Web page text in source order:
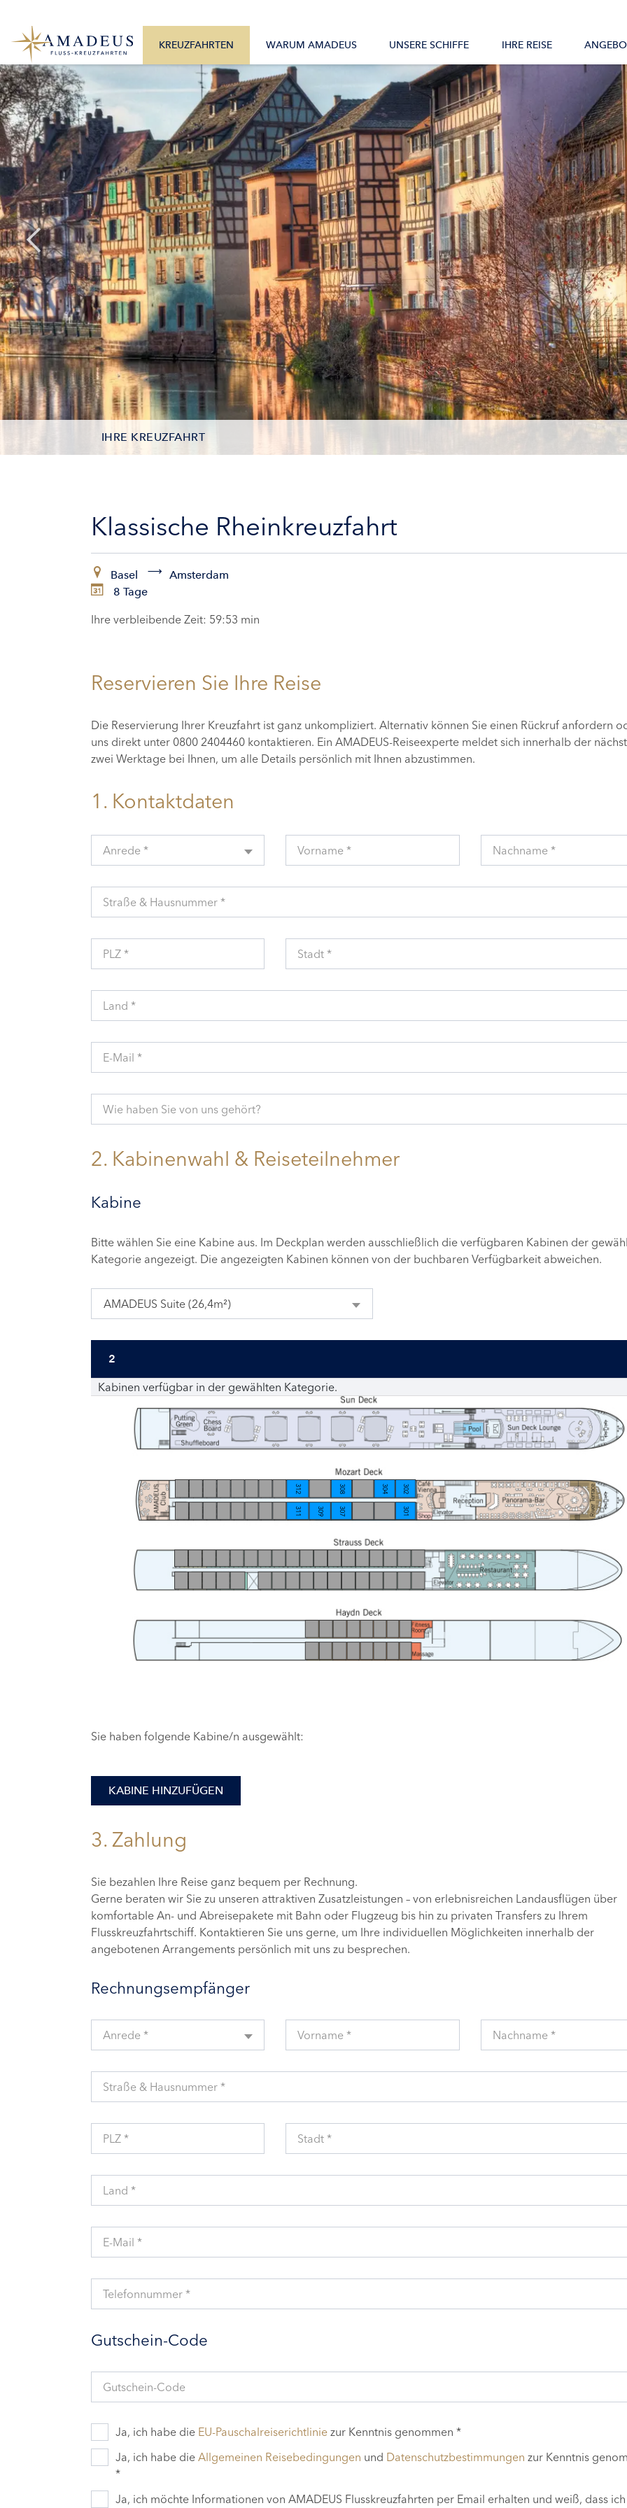
IHRE KREUZFAHRT
Klassische Rheinkreuzfahrt
Basel
Amsterdam
8 Tage
Ihre verbleibende Zeit: 59:52 min
Reservieren Sie Ihre Reise
Die Reservierung Ihrer Kreuzfahrt ist ganz unkompliziert. Alternativ können Sie einen Rückruf anfordern
uns direkt unter 0800 2404460 kontaktieren. Ein AMADEUS-Reiseexperte meldet sich innerhalb der
zwei Werktage bei Ihnen, um alle Details persönlich mit Ihnen abzustimmen.
1. Kontaktdaten
Anrede * Vorname * Nachname *
Straße & Hausnummer *
PLZ * Stadt *
Land *
E-Mail *
Wie haben Sie von uns gehört?
2. Kabinenwahl & Reiseteilnehmer
Kabine
Bitte wählen Sie eine Kabine aus. Im Deckplan werden ausschließlich die verfügbaren Kabinen der
Kategorie angezeigt. Die angezeigten Kabinen können von der buchbaren Verfügbarkeit abweichen.
AMADEUS Suite (26,4m²)
2
Kabinen verfügbar in der gewählten Kategorie.
301
302
304
307
308
309
311
312
Sie haben folgende Kabine/n ausgewählt:
KABINE HINZUFÜGEN
3. Zahlung
Sie bezahlen Ihre Reise ganz bequem per Rechnung.
Gerne beraten wir Sie zu unseren attraktiven Zusatzleistungen – von erlebnisreichen Landausflügen über
komfortable An- und Abreisepakete mit Bahn oder Flugzeug bis hin zu privaten Transfers zu Ihrem
Flusskreuzfahrtschiff. Kontaktieren Sie uns gerne, um Ihre individuellen Möglichkeiten innerhalb der
angebotenen Arrangements persönlich mit uns zu besprechen.
Rechnungsempfänger
Anrede * Vorname * Nachname *
Straße & Hausnummer *
PLZ * Stadt *
Land *
E-Mail *
Telefonnummer *
Gutschein-Code
Gutschein-Code
Ja, ich habe die EU-Pauschalreiserichtlinie zur Kenntnis genommen *
Ja, ich habe die Allgemeinen Reisebedingungen und Datenschutzbestimmungen zur Kenntnis
*
Ja, ich möchte Informationen von AMADEUS Flusskreuzfahrten per Email erhalten und weiß, dass
KREUZFAHRTEN WARUM AMADEUS UNSERE SCHIFFE IHRE REISE
Alle Monate Mo. – Fr. 9:30 – 17:30 Uhr